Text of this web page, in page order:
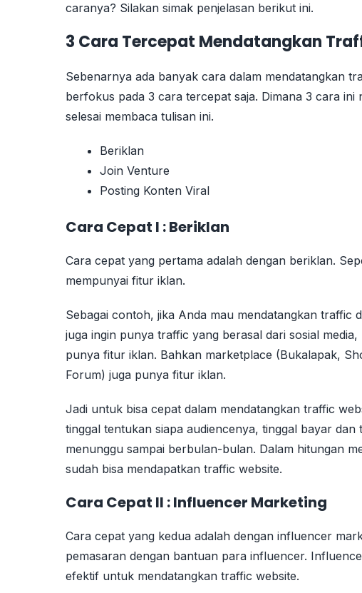
caranya? Silakan simak penjelasan berikut ini.
3 Cara Tercepat Mendatangkan
Sebenarnya ada banyak cara dalam mendatangkan
berfokus pada 3 cara tercepat saja. Dimana 3 cara
selesai membaca tulisan ini.
Beriklan
Join Venture
Posting Konten Viral
Cara Cepat I : Beriklan
Cara cepat yang pertama adalah dengan beriklan.
mempunyai fitur iklan.
Sebagai contoh, jika Anda mau mendatangkan traffic
juga ingin punya traffic yang berasal dari sosial
punya fitur iklan. Bahkan marketplace (Bukalapak,
Forum) juga punya fitur iklan.
Jadi untuk bisa cepat dalam mendatangkan traffic
tinggal tentukan siapa audiencenya, tinggal bayar
menunggu sampai berbulan-bulan. Dalam hitungan
sudah bisa mendapatkan traffic website.
Cara Cepat II : Influencer Marketing
Cara cepat yang kedua adalah dengan influencer
pemasaran dengan bantuan para influencer.
efektif untuk mendatangkan traffic website.